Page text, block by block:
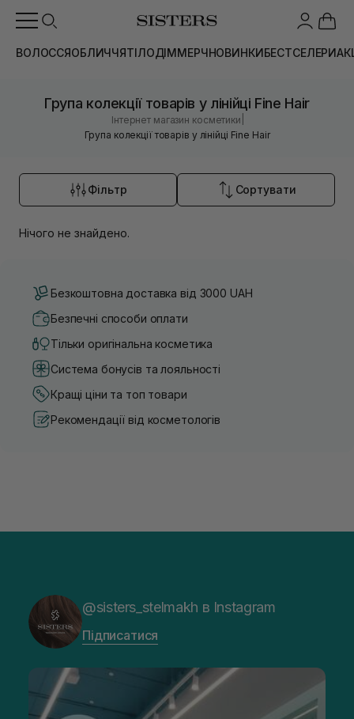
ВОЛОССЯОБЛИЧЧЯТІЛОДІММЕРЧНОВИНКИБЕСТСЕЛЕРИ
Група колекції товарів у лінійці Fine Hair
Інтернет магазин косметики
Група колекції товарів у лінійці Fine Hair
Фільтр Сортувати
Нічого не знайдено.
Безкоштовна доставка від 3000 UAH
Безпечні способи оплати
Тільки оригінальна косметика
Система бонусів та лояльності
Кращі ціни та топ товари
Рекомендації від косметологів
@sisters_stelmakh в Instagram
Підписатися